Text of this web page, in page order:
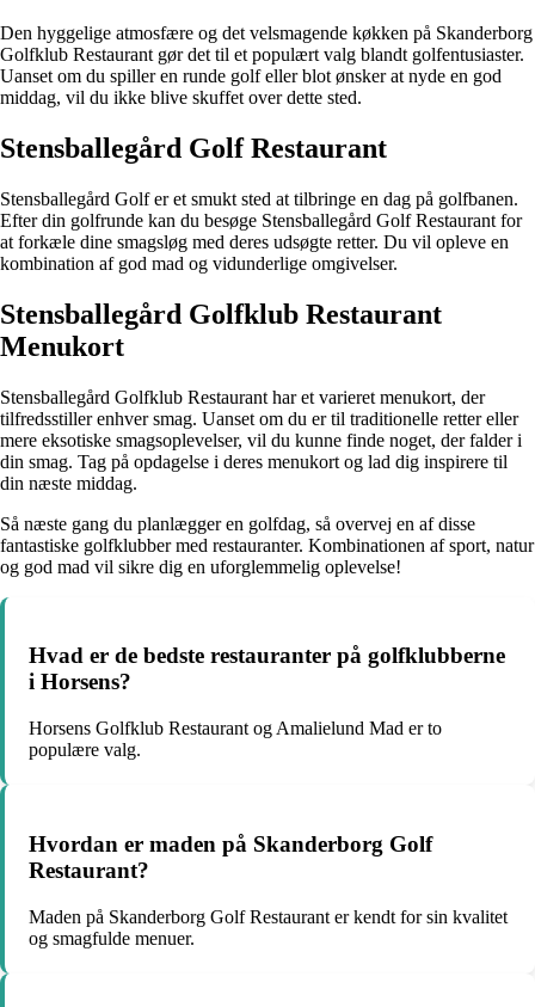
Den hyggelige atmosfære og det velsmagende køkken på Skanderborg
Golfklub Restaurant gør det til et populært valg blandt golfentusiaster.
Uanset om du spiller en runde golf eller blot ønsker at nyde en god
middag, vil du ikke blive skuffet over dette sted.
Stensballegård Golf Restaurant
Stensballegård Golf er et smukt sted at tilbringe en dag på golfbanen.
Efter din golfrunde kan du besøge Stensballegård Golf Restaurant for
at forkæle dine smagsløg med deres udsøgte retter. Du vil opleve en
kombination af god mad og vidunderlige omgivelser.
Stensballegård Golfklub Restaurant
Menukort
Stensballegård Golfklub Restaurant har et varieret menukort, der
tilfredsstiller enhver smag. Uanset om du er til traditionelle retter eller
mere eksotiske smagsoplevelser, vil du kunne finde noget, der falder i
din smag. Tag på opdagelse i deres menukort og lad dig inspirere til
din næste middag.
Så næste gang du planlægger en golfdag, så overvej en af disse
fantastiske golfklubber med restauranter. Kombinationen af sport, natur
og god mad vil sikre dig en uforglemmelig oplevelse!
Hvad er de bedste restauranter på golfklubberne
i Horsens?
Horsens Golfklub Restaurant og Amalielund Mad er to
populære valg.
Hvordan er maden på Skanderborg Golf
Restaurant?
Maden på Skanderborg Golf Restaurant er kendt for sin kvalitet
og smagfulde menuer.